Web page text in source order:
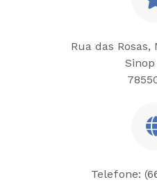
Rua das
Telefone: